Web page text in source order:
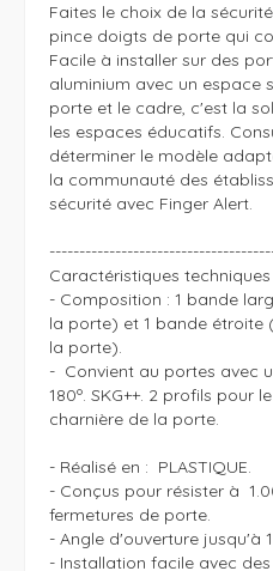
Faites le choix de la
pince doigts de porte qui
Facile à installer sur des
aluminium avec un espace
porte et le cadre, c'est la
les espaces éducatifs.
déterminer le modèle
la communauté des
sécurité avec Finger Alert.
Caractéristiques techniques
- Composition : 1 bande
la porte) et 1 bande étroite
la porte).
-  Convient au portes avec
180º. SKG++. 2 profils pour
charnière de la porte.
- Réalisé en :  PLASTIQUE.
- Conçus pour résister à
fermetures de porte.
- Angle d'ouverture jusqu'à
- Installation facile avec